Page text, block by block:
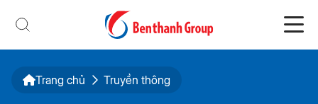
Trang chủ Truyền thông